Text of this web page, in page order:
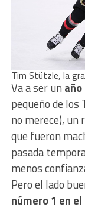
Tim Stützle, la
Va a ser un
pequeño de los
no merece), un r
que fueron
pasada
menos
Pero el lado
número 1 en